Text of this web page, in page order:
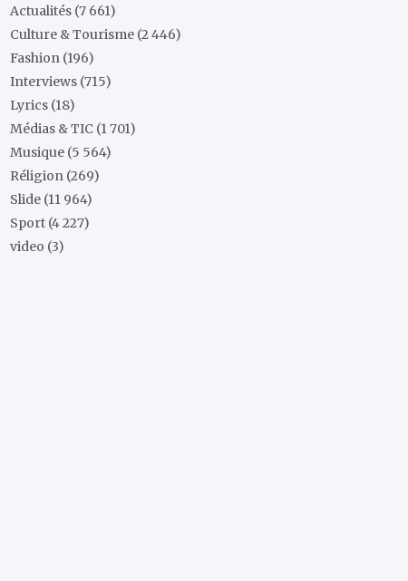
Actualités (7 661)
Culture & Tourisme (2 446)
Fashion (196)
Interviews (715)
Lyrics (18)
Médias & TIC (1 701)
Musique (5 564)
Réligion (269)
Slide (11 964)
Sport (4 227)
video (3)